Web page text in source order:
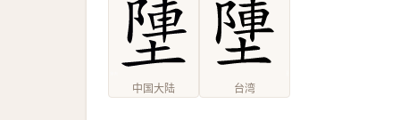
中国大陆 台湾